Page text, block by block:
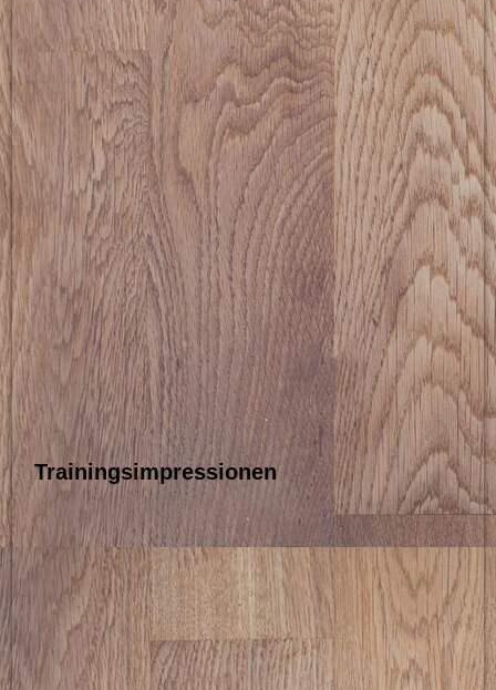
Das Nordmagazin begleitete uns bei den Wettkämpfen
Trainingsimpressionen